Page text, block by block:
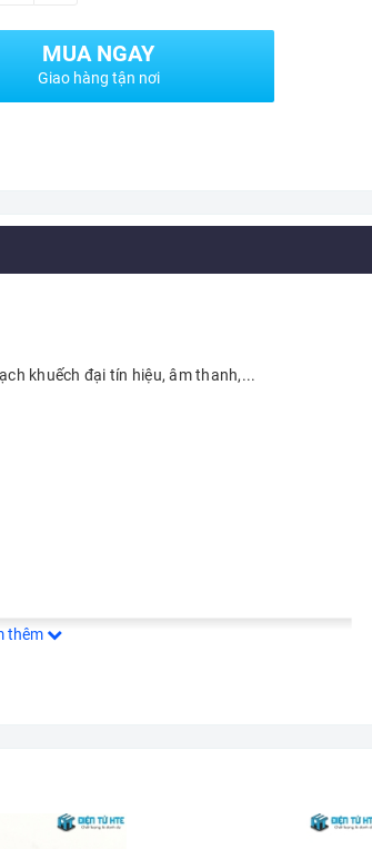
MUA NGAY
Giao hàng tận nơi
khuếch đại tín hiệu, âm thanh,...
thêm